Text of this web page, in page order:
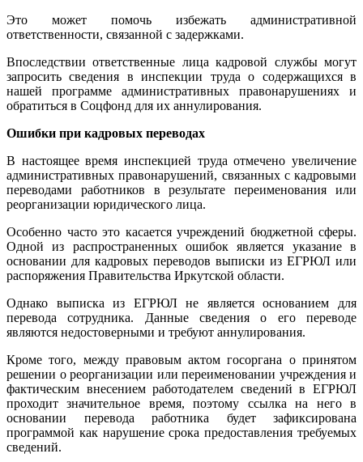
Это может помочь избежать административной
ответственности, связанной с задержками.
Впоследствии ответственные лица кадровой службы могут
запросить сведения в инспекции труда о содержащихся в
нашей программе административных правонарушениях и
обратиться в Соцфонд для их аннулирования.
Ошибки при кадровых переводах
В настоящее время инспекцией труда отмечено увеличение
административных правонарушений, связанных с кадровыми
переводами работников в результате переименования или
реорганизации юридического лица.
Особенно часто это касается учреждений бюджетной сферы.
Одной из распространенных ошибок является указание в
основании для кадровых переводов выписки из ЕГРЮЛ или
распоряжения Правительства Иркутской области.
Однако выписка из ЕГРЮЛ не является основанием для
перевода сотрудника. Данные сведения о его переводе
являются недостоверными и требуют аннулирования.
Кроме того, между правовым актом госоргана о принятом
решении о реорганизации или переименовании учреждения и
фактическим внесением работодателем сведений в ЕГРЮЛ
проходит значительное время, поэтому ссылка на него в
основании перевода работника будет зафиксирована
программой как нарушение срока предоставления требуемых
сведений.